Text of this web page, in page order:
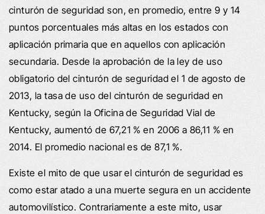
cinturón de seguridad son, en promedio, entre 9 y 14
puntos porcentuales más altas en los estados con
aplicación primaria que en aquellos con aplicación
secundaria. Desde la aprobación de la ley de uso
obligatorio del cinturón de seguridad el 1 de agosto de
2013, la tasa de uso del cinturón de seguridad en
Kentucky, según la Oficina de Seguridad Vial de
Kentucky, aumentó de 67,21 % en 2006 a 86,11 % en
2014. El promedio nacional es de 87,1 %.
Existe el mito de que usar el cinturón de seguridad es
como estar atado a una muerte segura en un accidente
automovilístico. Contrariamente a este mito, usar